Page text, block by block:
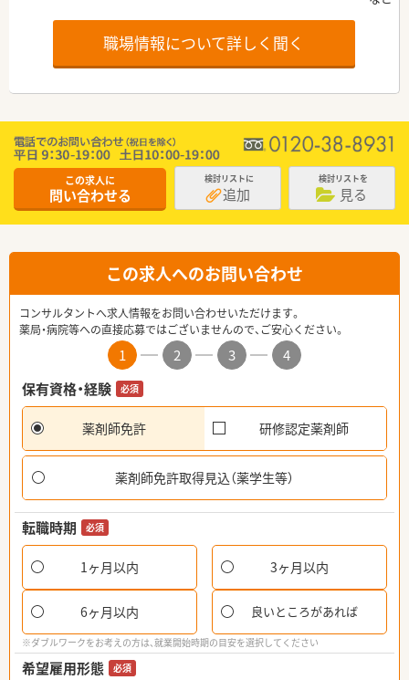
職場情報について詳しく聞く
この求人に
問い合わせる
検討リストに
追加
検討リストを
見る
この求人へのお問い合わせ
コンサルタントへ求人情報をお問い合わせいただけます。
薬局・病院等への直接応募ではございませんので、ご安心ください。
1 2 3
4
保有資格・経験
必須
薬剤師免許 研修認定薬剤師
薬剤師免許取得見込（薬学生等）
転職時期 必須
1ヶ月以内 3ヶ月以内
6ヶ月以内 良いところがあれば
※ダブルワークをお考えの方は、就業開始時期の目安を選択してください
希望雇用形態 必須